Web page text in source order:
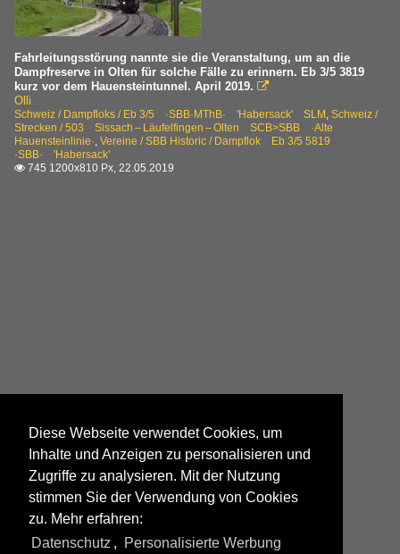
Fahrleitungsstörung nannte sie die Veranstaltung, um an die
Dampfreserve in Olten für solche Fälle zu erinnern. Eb 3/5 3819
kurz vor dem Hauensteintunnel. April 2019. 
Olli
Schweiz / Dampfloks / Eb 3/5 ·SBB·MThB· 'Habersack' SLM Schweiz /
Strecken / 503 Sissach – Läufelfingen – Olten SCB>SBB ·Alte
Hauensteinlinie· Vereine / SBB Historic / Dampflok Eb 3/5 5819
·SBB· 'Habersack'
 745 1200x810 Px, 22.05.2019
Diese Webseite verwendet Cookies, um
Inhalte und Anzeigen zu personalisieren und
Zugriffe zu analysieren. Mit der Nutzung
stimmen Sie der Verwendung von Cookies
zu. Mehr erfahren:
Datenschutz , Personalisierte Werbung